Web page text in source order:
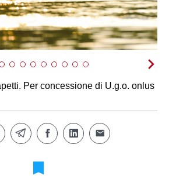
Per concessione di U.g.o. onlus